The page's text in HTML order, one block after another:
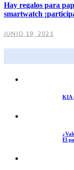
Hay regalos para
smartwatch
JUNIO 19, 2021
KIA
El